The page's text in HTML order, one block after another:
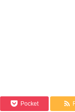
Pocket